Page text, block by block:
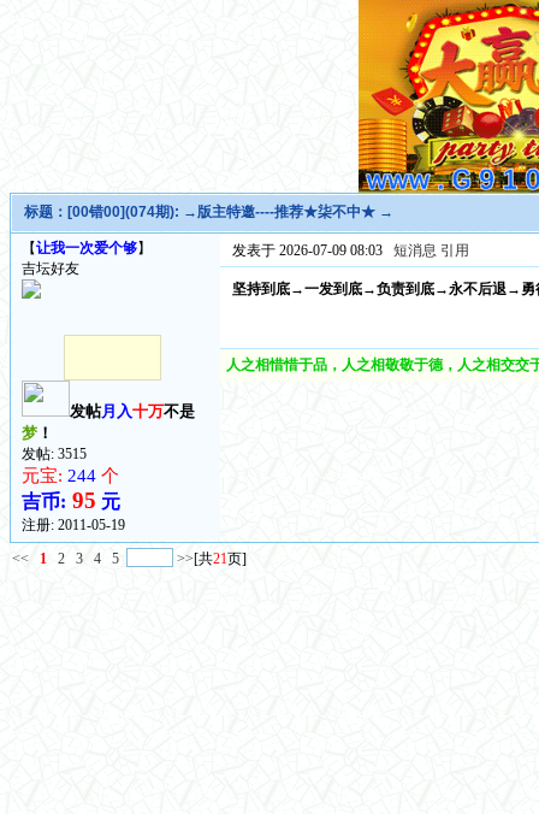
标题： [00错00](074期): →版主特邀----推荐★柒不中★ →
【让我一次爱个够】
吉坛好友
发帖月入十万不是
梦！
发帖: 3515
元宝: 244 个
吉币: 95 元
注册: 2011-05-19
发表于 2026-07-09 08:03 短消息 引用
坚持到底→一发到底→负责到底→永不后退→勇
人之相惜惜于品，人之相敬敬于德，人之相交
<< 1 2 3 4 5 >>[共21页]